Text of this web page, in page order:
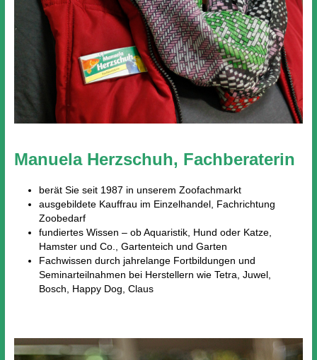
Manuela Herzschuh, Fachberaterin
berät Sie seit 1987 in unserem Zoofachmarkt
ausgebildete Kauffrau im Einzelhandel, Fachrichtung
Zoobedarf
fundiertes Wissen – ob Aquaristik, Hund oder Katze,
Hamster und Co., Gartenteich und Garten
Fachwissen durch jahrelange Fortbildungen und
Seminarteilnahmen bei Herstellern wie Tetra, Juwel,
Bosch, Happy Dog, Claus